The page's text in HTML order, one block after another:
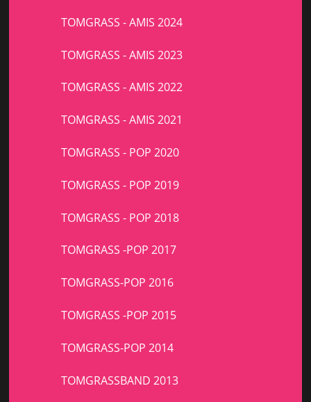
TOMGRASS - AMIS 2024
TOMGRASS - AMIS 2023
TOMGRASS - AMIS 2022
TOMGRASS - AMIS 2021
TOMGRASS - POP 2020
TOMGRASS - POP 2019
TOMGRASS - POP 2018
TOMGRASS -POP 2017
TOMGRASS-POP 2016
TOMGRASS -POP 2015
TOMGRASS-POP 2014
TOMGRASSBAND 2013